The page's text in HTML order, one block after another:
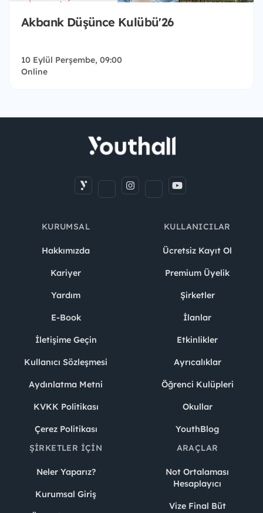
Akbank Düşünce Kulübü'26
10 Eylül Perşembe, 09:00
Online
KURUMSAL
Hakkımızda
Kariyer
Yardım
E-Book
İletişime Geçin
Kullanıcı Sözleşmesi
Aydınlatma Metni
KVKK Politikası
Çerez Politikası
KULLANICILAR
Ücretsiz Kayıt Ol
Premium Üyelik
Şirketler
İlanlar
Etkinlikler
Ayrıcalıklar
Öğrenci Kulüpleri
Okullar
YouthBlog
ŞIRKETLER İÇIN
Neler Yaparız?
Kurumsal Giriş
ARAÇLAR
Not Ortalaması
Hesaplayıcı
Vize Final Büt